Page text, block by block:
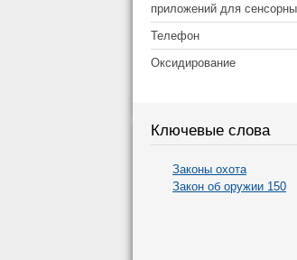
приложений для
Телефон
Оксидирование
Ключевые слова
Законы охота
Закон об оружии 150